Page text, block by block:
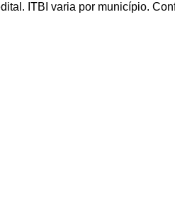
ITBI varia por município.